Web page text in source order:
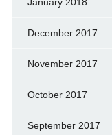
December 2017
November 2017
October 2017
September 2017